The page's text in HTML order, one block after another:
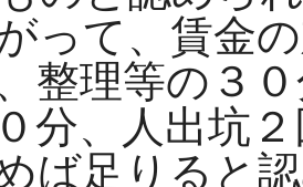
って、賃金
整理等の３
分、人出坑
ば足りると